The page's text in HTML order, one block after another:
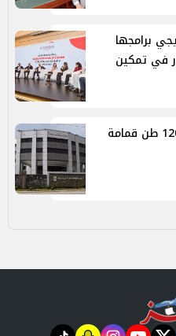
برامجها
في تمكين
رفع المطبات العشوائية و120 طن قمامة